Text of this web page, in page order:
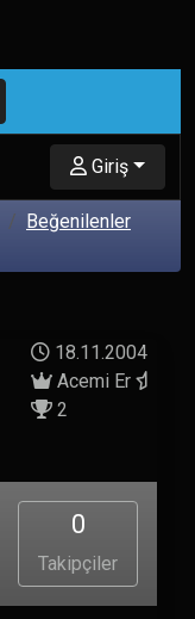
Giriş
Beğenilenler
18.11.2004
Acemi Er
2
0
Takipçiler